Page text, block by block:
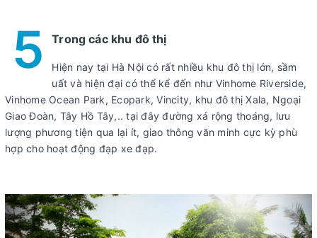
5 Trong các khu đô thị
Hiện nay tại Hà Nội có rất nhiều khu đô thị lớn, sầm
uất và hiện đại có thể kể đến như Vinhome Riverside,
Vinhome Ocean Park, Ecopark, Vincity, khu đô thị Xala, Ngoại
Giao Đoàn, Tây Hồ Tây,.. tại đây đường xá rộng thoáng, lưu
lượng phương tiện qua lại ít, giao thông văn minh cực kỳ phù
hợp cho hoạt động đạp xe đạp.